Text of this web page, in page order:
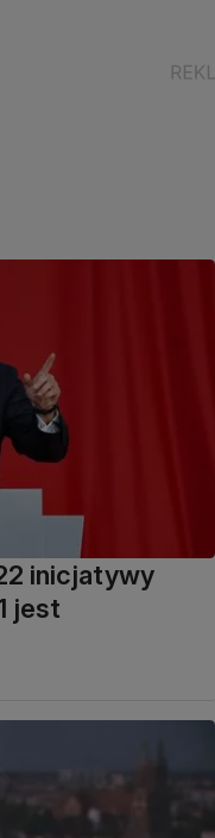
inicjatywy
jest